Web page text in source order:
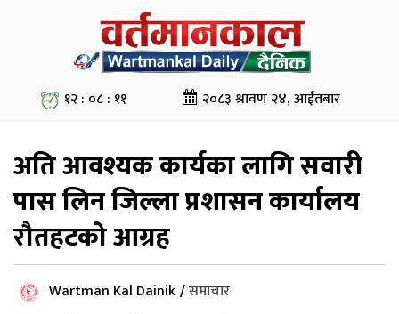
१२ : ०८ : १२ २०८३ श्रावण २४, आईतबार
अति आवश्यक कार्यका लागि सवारी
पास लिन जिल्ला प्रशासन कार्यालय
रौतहटको आग्रह
Wartman Kal Dainik/समाचार